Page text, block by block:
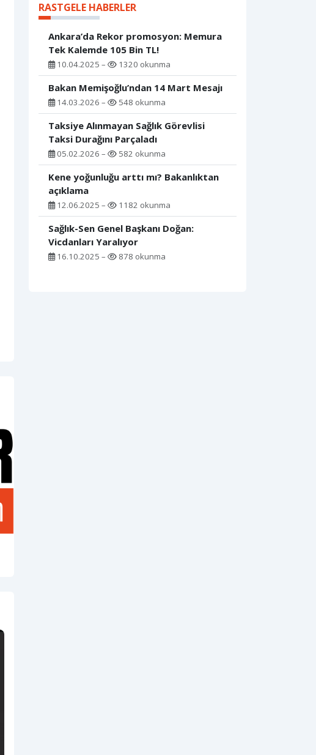
RASTGELE HABERLER
Ankara’da Rekor promosyon: Memura
Tek Kalemde 105 Bin TL!
10.04.2025 – 1320 okunma
Bakan Memişoğlu’ndan 14 Mart Mesajı
14.03.2026 – 548 okunma
Taksiye Alınmayan Sağlık Görevlisi
Taksi Durağını Parçaladı
05.02.2026 – 582 okunma
Kene yoğunluğu arttı mı? Bakanlıktan
açıklama
12.06.2025 – 1182 okunma
Sağlık-Sen Genel Başkanı Doğan:
Vicdanları Yaralıyor
16.10.2025 – 878 okunma